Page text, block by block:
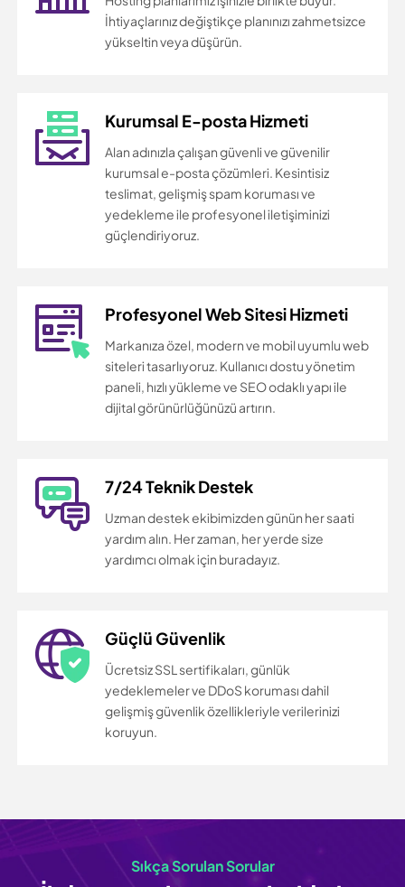
İhtiyaçlarınız değiştikçe planınızı zahmetsizce
yükseltin veya düşürün.
Kurumsal E-posta Hizmeti
Alan adınızla çalışan güvenli ve güvenilir
kurumsal e-posta çözümleri. Kesintisiz
teslimat, gelişmiş spam koruması ve
yedekleme ile profesyonel iletişiminizi
güçlendiriyoruz.
Profesyonel Web Sitesi Hizmeti
Markanıza özel, modern ve mobil uyumlu web
siteleri tasarlıyoruz. Kullanıcı dostu yönetim
paneli, hızlı yükleme ve SEO odaklı yapı ile
dijital görünürlüğünüzü artırın.
7/24 Teknik Destek
Uzman destek ekibimizden günün her saati
yardım alın. Her zaman, her yerde size
yardımcı olmak için buradayız.
Güçlü Güvenlik
Ücretsiz SSL sertifikaları, günlük
yedeklemeler ve DDoS koruması dahil
gelişmiş güvenlik özellikleriyle verilerinizi
koruyun.
Sıkça Sorulan Sorular